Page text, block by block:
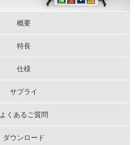
概要
特長
仕様
サプライ
よくあるご質問
ダウンロード